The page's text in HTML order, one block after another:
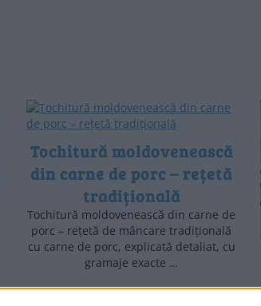
Tochitură moldovenească
din carne de porc – rețetă
tradițională
Tochitură moldovenească din carne de
porc – rețetă de mâncare tradițională
cu carne de porc, explicată detaliat, cu
gramaje exacte …